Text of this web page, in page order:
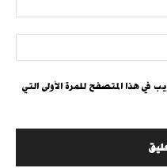
في هذا المتصفح للمرة الأولى التي